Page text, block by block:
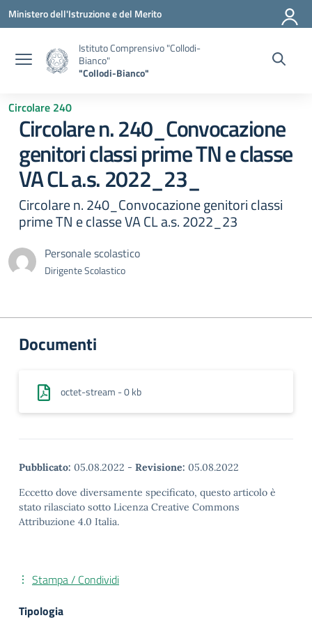
Vai ai contenuti
Vai al menu di navigazione
Vai al footer
Ministero dell'Istruzione e del Merito
Istituto Comprensivo "Collodi-
Bianco"
"Collodi-Bianco"
Circolare 240
Circolare n. 240_Convocazione
genitori classi prime TN e classe
VA CL a.s. 2022_23_
Circolare n. 240_Convocazione genitori classi
prime TN e classe VA CL a.s. 2022_23
Personale scolastico
Dirigente Scolastico
Documenti
octet-stream - 0 kb
Pubblicato: 05.08.2022 - Revisione: 05.08.2022
Eccetto dove diversamente specificato, questo articolo è
stato rilasciato sotto Licenza Creative Commons
Attribuzione 4.0 Italia.
Stampa / Condividi
Tipologia